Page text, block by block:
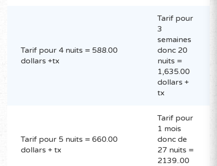
Tarif pour 4 nuits = 588.00
dollars +tx
Tarif pour
3
semaines
donc 20
nuits =
1,635.00
dollars +
tx
Tarif pour 5 nuits = 660.00
dollars + tx
Tarif pour
1 mois
donc de
27 nuits =
2139..00